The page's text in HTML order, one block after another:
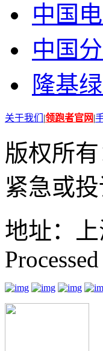
中国
中国
隆基
关于我们 |领跑者官网|
版权所有
紧急或
地址：上